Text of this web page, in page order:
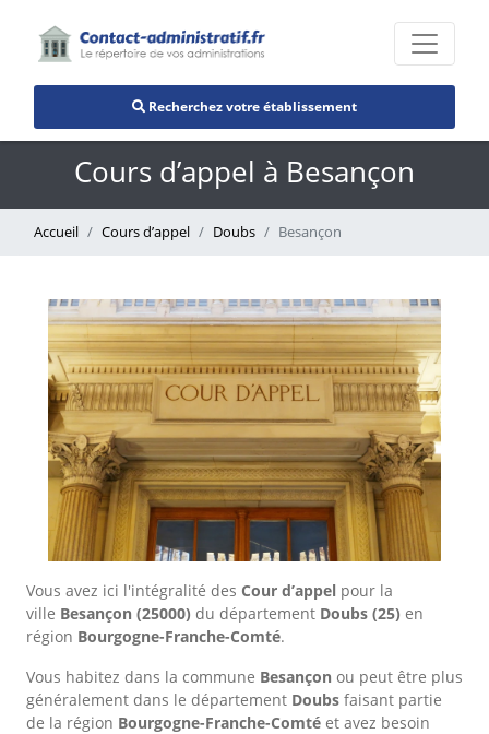
Recherchez votre établissement
Cours d’appel à Besançon
Accueil Cours d’appel Doubs Besançon
Vous avez ici l'intégralité des Cour d’appel pour la
ville Besançon (25000) du département Doubs (25) en
région Bourgogne-Franche-Comté.
Vous habitez dans la commune Besançon ou peut être plus
généralement dans le département Doubs faisant partie
de la région Bourgogne-Franche-Comté et avez besoin